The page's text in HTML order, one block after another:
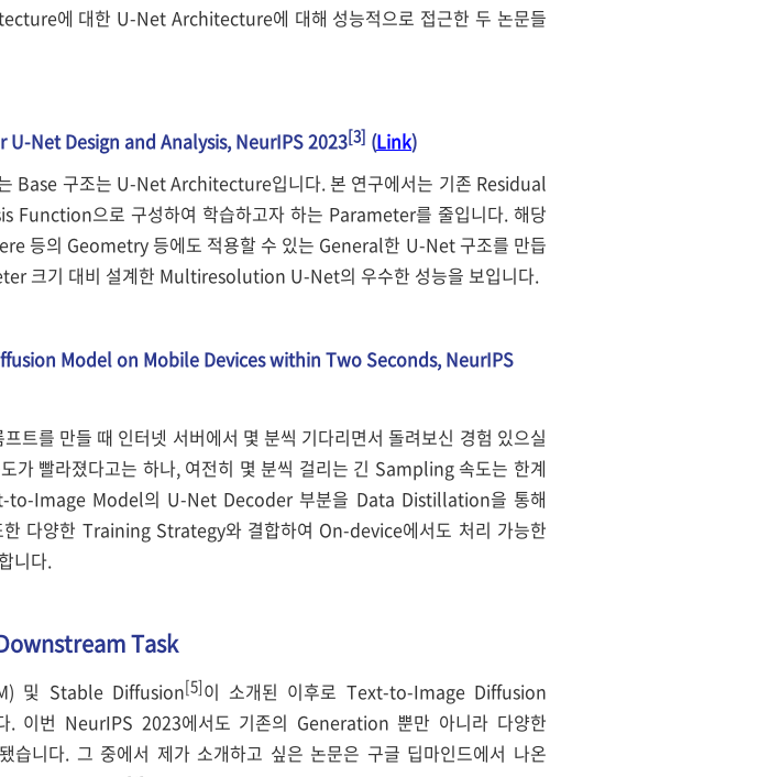
에 대한 U-Net Architecture에 대해 성능적으로 접근한 두 논문들
Net Design and Analysis, NeurIPS 2023[3] (Link)
Base 구조는 U-Net Architecture입니다. 본 연구에서는 기존 Residual
으로 구성하여 학습하고자 하는 Parameter를 줄입니다. 해당
등의 Geometry 등에도 적용할 수 있는 General한 U-Net 구조를 만듭
크기 대비 설계한 Multiresolution U-Net의 우수한 성능을 보입니다.
Model on Mobile Devices within Two Seconds, NeurIPS
를 만들 때 인터넷 서버에서 몇 분씩 기다리면서 돌려보신 경험 있으실
빨라졌다고는 하나, 여전히 몇 분씩 걸리는 긴 Sampling 속도는 한계
to-Image Model의 U-Net Decoder 부분을 Data Distillation을 통해
다양한 Training Strategy와 결합하여 On-device에서도 처리 가능한
니다.
Task
및 Stable Diffusion[5]이 소개된 이후로 Text-to-Image Diffusion
. 이번 NeurIPS 2023에서도 기존의 Generation 뿐만 아니라 다양한
니다. 그 중에서 제가 소개하고 싶은 논문은 구글 딥마인드에서 나온